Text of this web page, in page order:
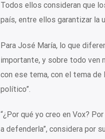
Todos ellos consideran que
país, entre ellos garantizar la
Para José María, lo que
importante, y sobre todo ven
con ese tema, con el tema de
político”.
“¿Por qué yo creo en Vox?
a defenderla”, considera por